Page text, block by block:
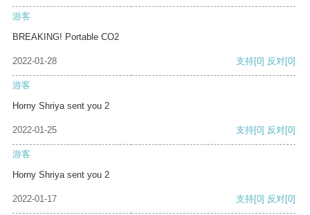
游客
BREAKING! Portable CO2
2022-01-28 支持[0] 反对[0]
游客
Horny Shriya sent you 2
2022-01-25 支持[0] 反对[0]
游客
Horny Shriya sent you 2
2022-01-17 支持[0] 反对[0]